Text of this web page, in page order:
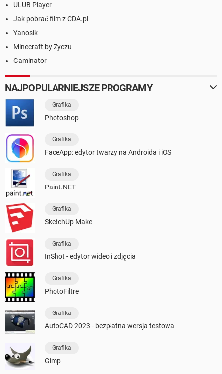
ULUB Player
Jak pobrać film z CDA.pl
Yanosik
Minecraft by Zyczu
Gaminator
NAJPOPULARNIEJSZE PROGRAMY
Grafika
Photoshop
Grafika
FaceApp: edytor twarzy na Androida i iOS
Grafika
Paint.NET
Grafika
SketchUp Make
Grafika
InShot - edytor wideo i zdjęcia
Grafika
PhotoFiltre
Grafika
AutoCAD 2023 - bezpłatna wersja testowa
Grafika
Gimp